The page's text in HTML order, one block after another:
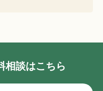
相談はこちら